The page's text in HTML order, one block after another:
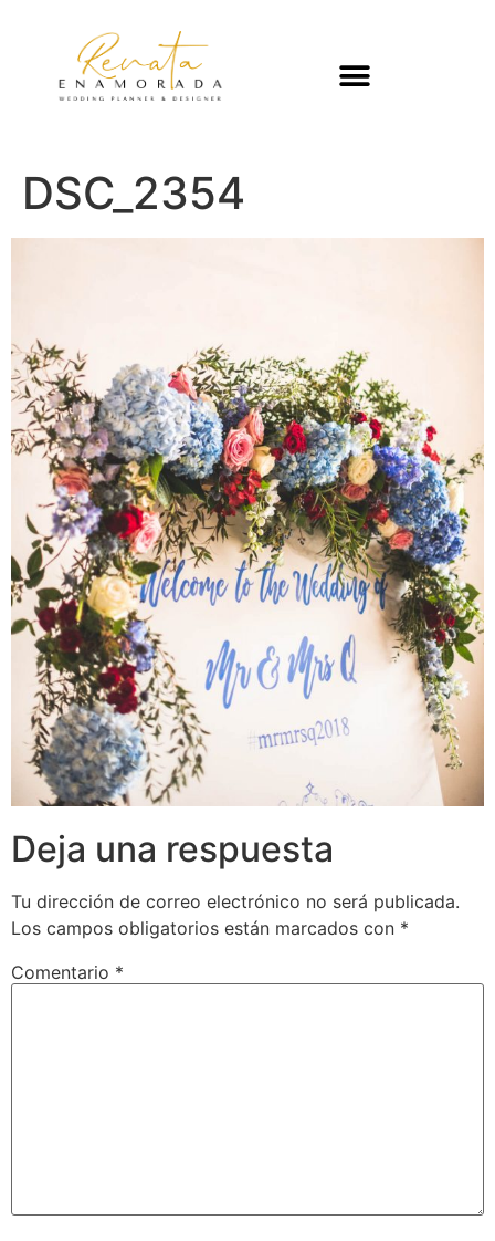
DSC_2354
Deja una respuesta
Tu dirección de correo electrónico no será publicada.
Los campos obligatorios están marcados con *
Comentario *